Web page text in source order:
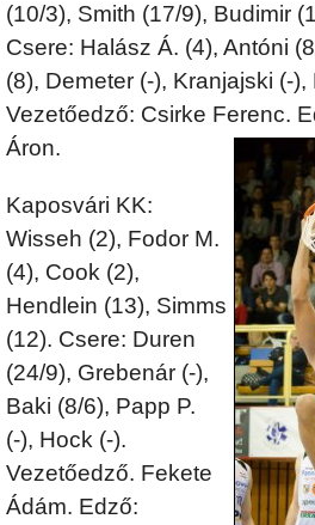
(10/3), Smith (17/9), Budimir
Csere: Halász Á. (4), Antóni
(8), Demeter (-), Kranjajski (-),
Vezetőedző: Csirke Ferenc.
Áron.
Kaposvári KK:
Wisseh (2), Fodor M.
(4), Cook (2),
Hendlein (13), Simms
(12). Csere: Duren
(24/9), Grebenár (-),
Baki (8/6), Papp P.
(-), Hock (-).
Vezetőedző. Fekete
Ádám. Edző: